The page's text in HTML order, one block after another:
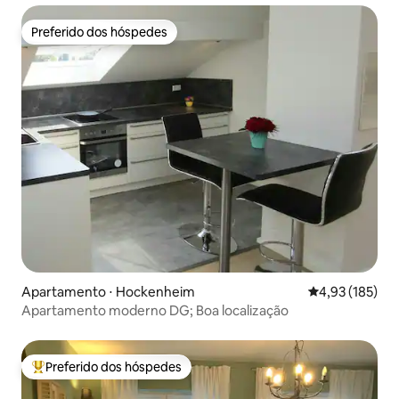
Preferido dos hóspedes
Preferido dos hóspedes
Apartamento ⋅ Hockenheim 4,93 de uma
4,93 (185)
Apartamento moderno DG; Boa localização
Entre os melhores preferidos dos hóspedes
Preferido dos hóspedes